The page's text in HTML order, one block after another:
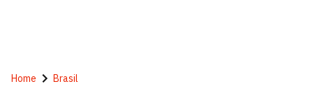
Home Brasil